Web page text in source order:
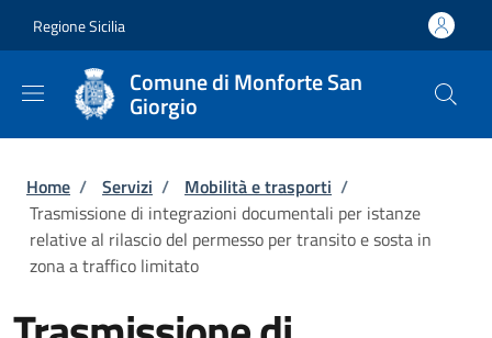
Regione Sicilia
Comune di Monforte San
Giorgio
Briciole di pane
Home / Servizi / Mobilità e trasporti /
Trasmissione di integrazioni documentali per istanze
relative al rilascio del permesso per transito e sosta in
zona a traffico limitato